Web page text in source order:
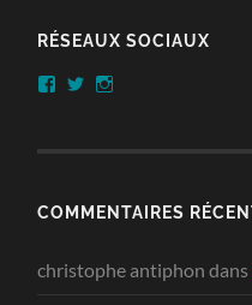
RÉSEAUX SOCIAUX
Facebook
Twitter
COMMENTAIRES
christophe antiphon dans